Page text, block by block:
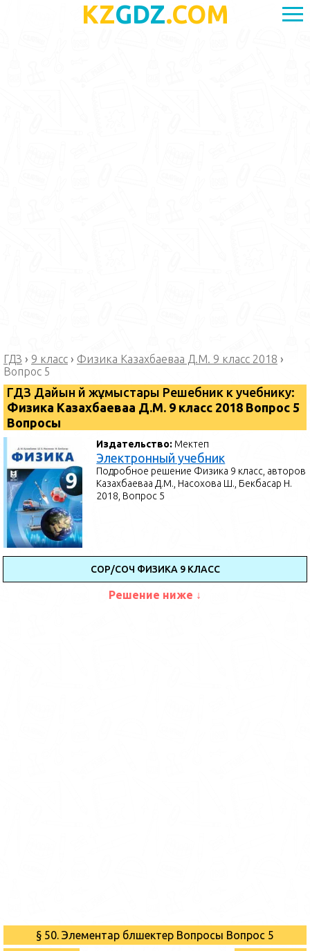
KZGDZ.COM
ГДЗ › 9 класс › Физика Казахбаеваа Д.М. 9 класс 2018 ›
Вопрос 5
ГДЗ Дайын үй жұмыстары Решебник к учебнику:
Физика Казахбаеваа Д.М. 9 класс 2018 Вопрос 5
Вопросы
Издательство: Мектеп
Электронный учебник
Подробное решение Физика 9 класс, авторов
Казахбаеваа Д.М., Насохова Ш., Бекбасар Н.
2018, Вопрос 5
СОР/СОЧ ФИЗИКА 9 КЛАСС
Решение ниже ↓
§ 50. Элементар бөлшектер Вопросы Вопрос 5